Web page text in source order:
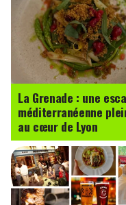
La Grenade : une
méditerranéenne
au cœur de Lyon